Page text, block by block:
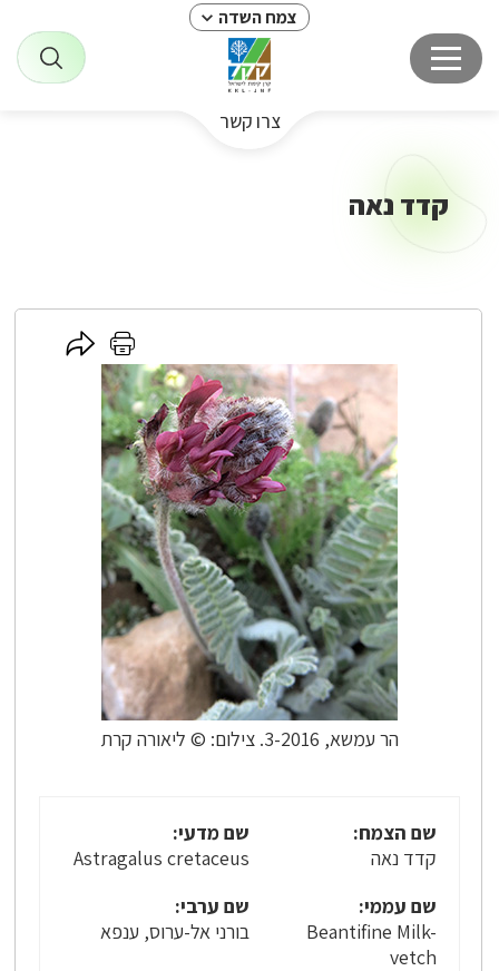
צמח השדה
צרו קשר
קדד נאה
הר עמשא, 3-2016. צילום: © ליאורה קרת
לחץ
לחץ
כאן
לשיתוף
שם הצמח:
קדד נאה
שם מדעי:
Astragalus cretaceus
שם עממי:
Beantifine Milk-
vetch
שם ערבי:
בורני אל-ערוס, ענפא